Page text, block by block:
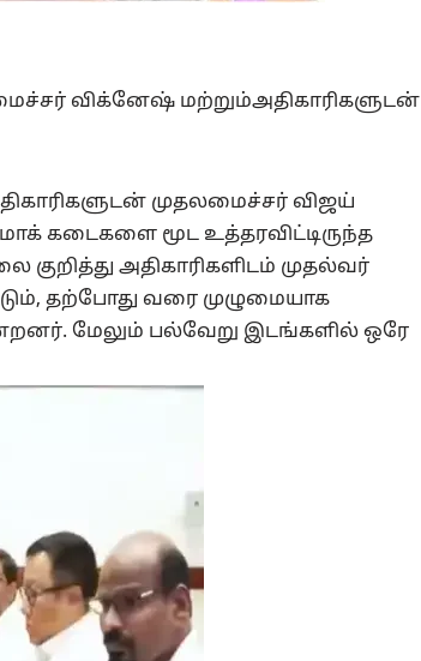
விக்னேஷ் மற்றும்அதிகாரிகளுடன்
முதலமைச்சர் விஜய்
மூட உத்தரவிட்டிருந்த
அதிகாரிகளிடம் முதல்வர்
தற்போது வரை முழுமையாக
மேலும் பல்வேறு இடங்களில் ஒரே